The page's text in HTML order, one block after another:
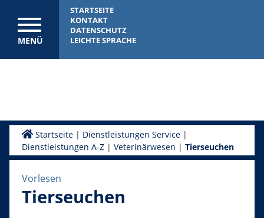
MENÜ
STARTSEITE
KONTAKT
DATENSCHUTZ
LEICHTE SPRACHE
Startseite| Dienstleistungen Service|
Dienstleistungen A-Z| Veterinärwesen | Tierseuchen
Vorlesen
Tierseuchen